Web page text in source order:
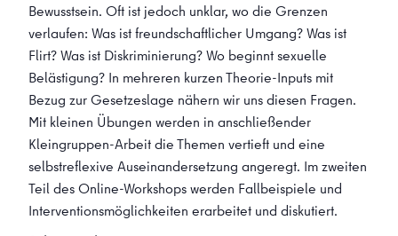
Bewusstsein. Oft ist jedoch unklar, wo die Grenzen
verlaufen: Was ist freundschaftlicher Umgang? Was ist
Flirt? Was ist Diskriminierung? Wo beginnt sexuelle
Belästigung? In mehreren kurzen Theorie-Inputs mit
Bezug zur Gesetzeslage nähern wir uns diesen Fragen.
Mit kleinen Übungen werden in anschließender
Kleingruppen-Arbeit die Themen vertieft und eine
selbstreflexive Auseinandersetzung angeregt. Im zweiten
Teil des Online-Workshops werden Fallbeispiele und
Interventionsmöglichkeiten erarbeitet und diskutiert.